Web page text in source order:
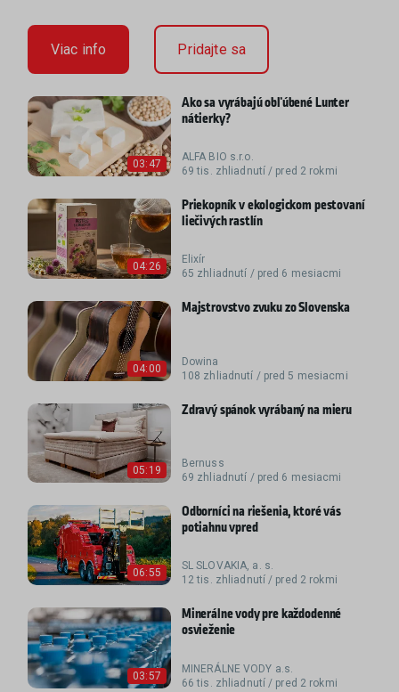
Viac info Pridajte sa
03:47
Ako sa vyrábajú obľúbené Lunter
nátierky?
ALFA BIO s.r.o.
69 tis. zhliadnutí / pred 2 rokmi
04:26
Priekopník v ekologickom pestovaní
liečivých rastlín
Elixír
65 zhliadnutí / pred 6 mesiacmi
04:00
Majstrovstvo zvuku zo Slovenska
Dowina
108 zhliadnutí / pred 5 mesiacmi
05:19
Zdravý spánok vyrábaný na mieru
Bernuss
69 zhliadnutí / pred 6 mesiacmi
06:55
Odborníci na riešenia, ktoré vás
potiahnu vpred
SL SLOVAKIA, a. s.
12 tis. zhliadnutí / pred 2 rokmi
03:57
Minerálne vody pre každodenné
osvieženie
MINERÁLNE VODY a.s.
66 tis. zhliadnutí / pred 2 rokmi